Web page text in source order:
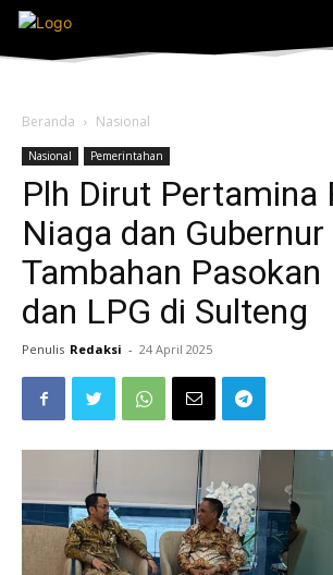
Beranda Nasional
Nasional Pemerintahan
Plh Dirut Pertamina
Niaga dan Gubernur
Tambahan Pasokan
dan LPG di Sulteng
Penulis Redaksi - 24 April 2025